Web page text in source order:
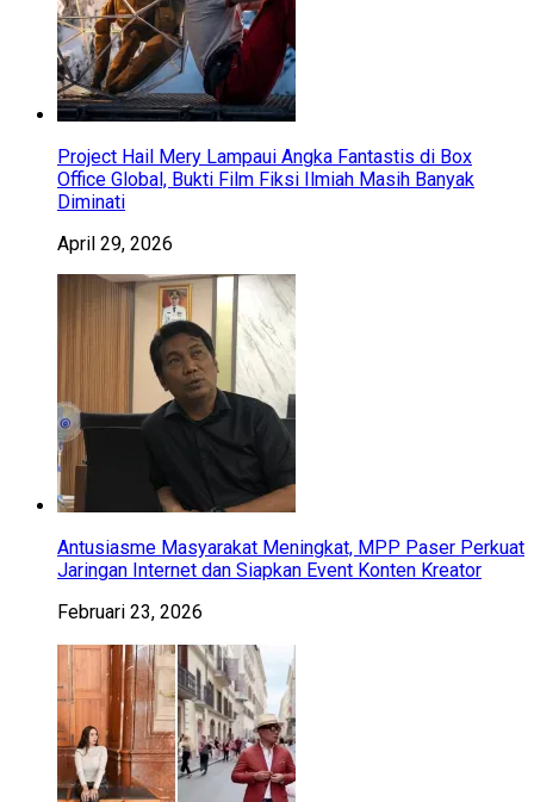
Project Hail Mery Lampaui Angka Fantastis di Box
Office Global, Bukti Film Fiksi Ilmiah Masih Banyak
Diminati
April 29, 2026
Antusiasme Masyarakat Meningkat, MPP Paser Perkuat
Jaringan Internet dan Siapkan Event Konten Kreator
Februari 23, 2026